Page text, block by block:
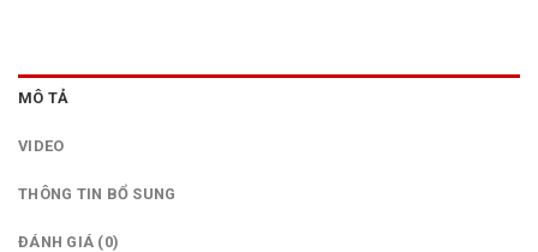
MÔ TẢ
VIDEO
THÔNG TIN BỔ SUNG
ĐÁNH GIÁ (0)